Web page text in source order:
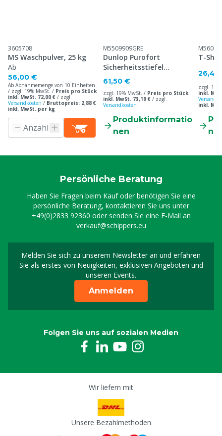
3605708
MS Waschpulver, 25 kg
Ab
56,00 €
Ab Abnahmemenge von 10 Einheiten
/ zzgl. 19% MwSt. / Preis pro Stück
inkl. MwSt. 72,00 € / zzgl.
Versandkosten / Bruttopreis: 2,88 €
inkl. MwSt. per kg
M5509909GRE
Dunlop Purofort
Sicherheitsstiefel
Professionell
61,50 €
zzgl. 19% MwSt. / Preis pro Stück
inkl. MwSt. 73,19 € / zzgl.
Versandkosten
Produktinformatio
nen
T-
26,40
zzgl.
inkl.
inkl.
Persönliche Beratung
Haben Sie Fragen beim Kauf oder benötigen Sie eine
persönliche Beratung, kontaktieren Sie uns unter
+49(0)2833 92360 oder senden Sie eine E-Mail an
verkauf@schippers.eu
Melden Sie sich zu unserem Newsletter an und erfahren
Sie als erstes von Neuigkeiten, exklusiven Angeboten und
unseren Events.
Melden Sie sich für
Anmelden
Folgen Sie uns auf sozialen Medien
Wir liefern mit
Unsere Bezahlmethoden